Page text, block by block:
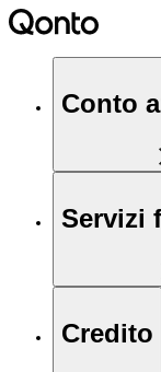
Conto
Servizi
Credito